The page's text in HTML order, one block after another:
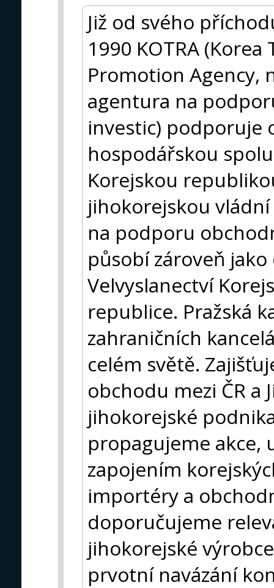
Již od svého
1990 KOTRA
Promotion Agency,
agentura na
investic) podporuje
hospodářskou
Korejskou
jihokorejskou
na podporu
působí zároveň
Velvyslanectví
republice. Pražská
zahraničních
celém světě.
obchodu mezi ČR a
jihokorejské
propagujeme akce,
zapojením
importéry a
doporučujeme
jihokorejské
prvotní navázání